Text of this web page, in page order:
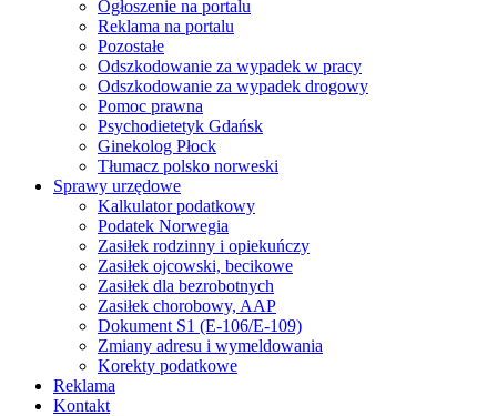
Ogłoszenie na portalu
Reklama na portalu
Pozostałe
Odszkodowanie za wypadek w pracy
Odszkodowanie za wypadek drogowy
Pomoc prawna
Psychodietetyk Gdańsk
Ginekolog Płock
Tłumacz polsko norweski
Sprawy urzędowe
Kalkulator podatkowy
Podatek Norwegia
Zasiłek rodzinny i opiekuńczy
Zasiłek ojcowski, becikowe
Zasiłek dla bezrobotnych
Zasiłek chorobowy, AAP
Dokument S1 (E-106/E-109)
Zmiany adresu i wymeldowania
Korekty podatkowe
Reklama
Kontakt